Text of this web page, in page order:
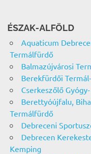
ÉSZAK-ALFÖLD
Aquaticum
Termálfürdő
Balmazújvárosi
Berekfürdői
Cserkeszőlő
Berettyóújfalu,
Termálfürdő
Debreceni
Debrecen
Kemping